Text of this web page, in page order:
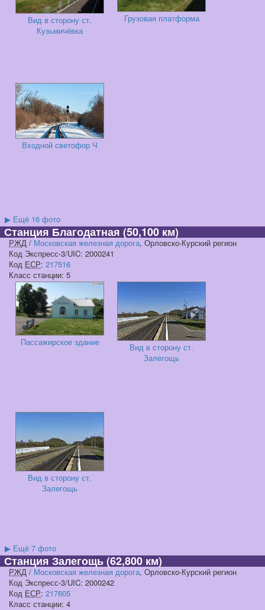
Вид в сторону ст.
Кузьмичёвка
Грузовая платформа
Входной светофор Ч
▶ Ещё 16 фото
Станция Благодатная(50,100 км)
РЖД / Московская железная дорога, Орловско-Курский регион
Код Экспресс-3/UIC: 2000241
Код ЕСР: 217516
Класс станции: 5
Пассажирское здание
Вид в сторону ст.
Залегощь
Вид в сторону ст.
Залегощь
▶ Ещё 7 фото
Станция Залегощь(62,800 км)
РЖД / Московская железная дорога, Орловско-Курский регион
Код Экспресс-3/UIC: 2000242
Код ЕСР: 217605
Класс станции: 4